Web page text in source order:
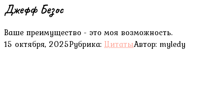
Джефф Безос
Ваше преимущество - это моя возможность.
15 октября, 2025Рубрика: ЦитатыАвтор: myledy